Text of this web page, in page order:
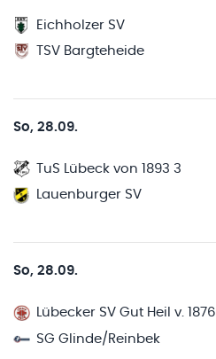
Eichholzer SV
TSV Bargteheide
So, 28.09.
TuS Lübeck von 1893 3
Lauenburger SV
So, 28.09.
Lübecker SV Gut Heil v. 1876
SG Glinde/Reinbek